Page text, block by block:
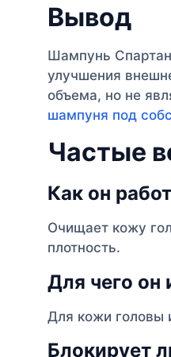
Вывод
Шампунь
улучшения
объема, но не
шампуня под
Частые
Как он
Очищает кожу
плотность.
Для чего он
Для кожи головы
Блокирует